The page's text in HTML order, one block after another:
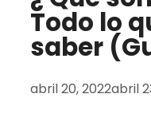
Todo lo
saber
abril 20, 2022abril